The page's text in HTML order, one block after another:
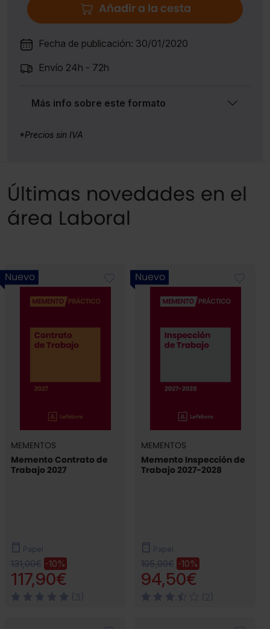
Añadir a la cesta
Fecha de publicación: 30/01/2020
Envío 24h - 72h
Más info sobre este formato
*Precios sin IVA
Últimas novedades en el
área Laboral
Nuevo
MEMENTOS
Memento Contrato de
Trabajo 2027
Papel
131,00€ -10%
117,90€
Nuevo
MEMENTOS
Memento Inspección de
Trabajo 2027-2028
Papel
105,00€ -10%
94,50€